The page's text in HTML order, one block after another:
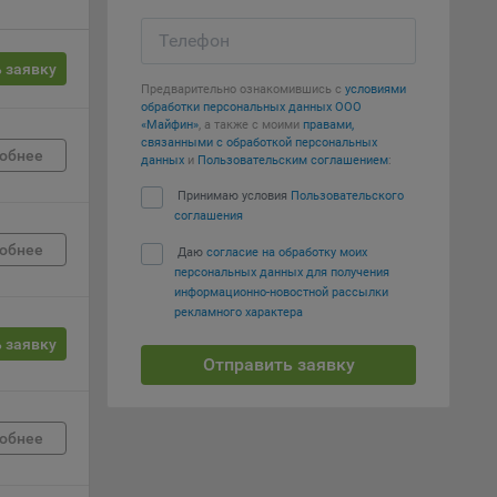
если
заявку
заявку
Телефон
Предварительно ознакомившись с условиями
обработки персональных данных ООО
«Майфин», а также с моими правами,
связанными с обработкой персональных
данных и Пользовательским соглашением:
Принимаю условия Пользовательского
соглашения
Даю согласие на обработку моих
персональных данных для получения
информационно-новостной рассылки
рекламного характера
Отправить заявку